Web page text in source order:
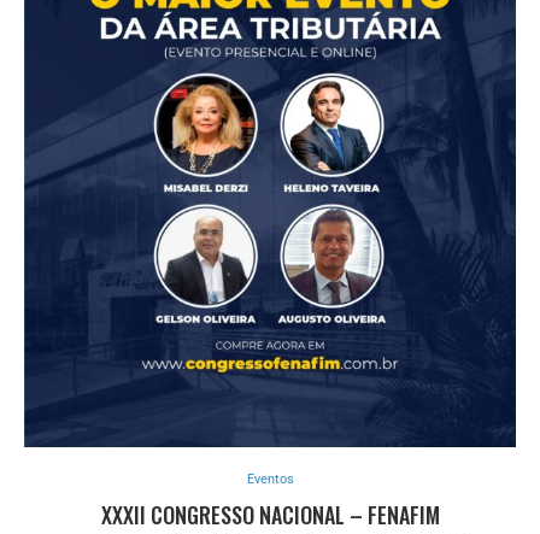
Eventos
XXXII CONGRESSO NACIONAL – FENAFIM